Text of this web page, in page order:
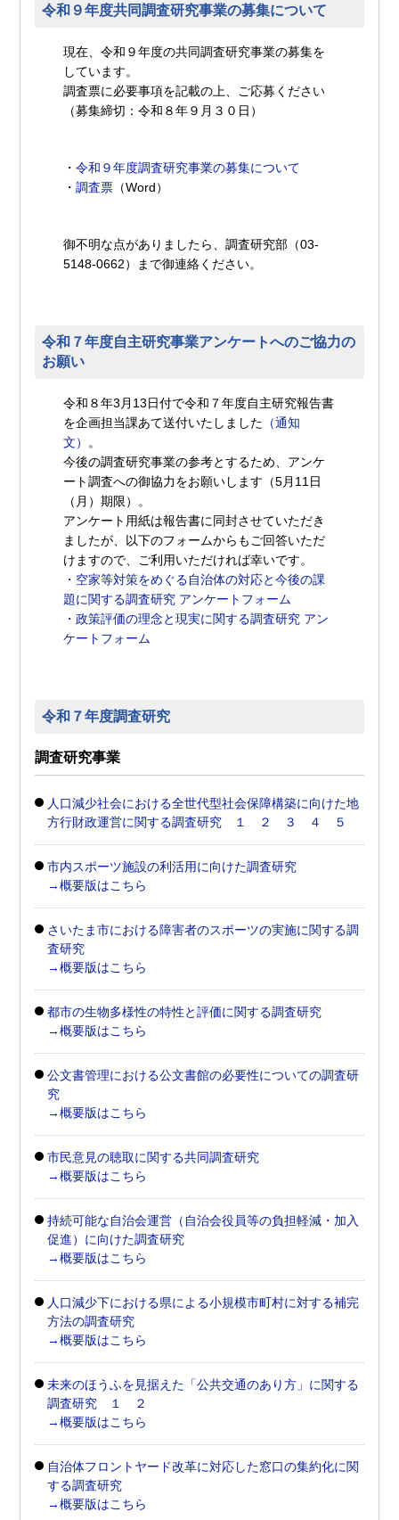
令和９年度共同調査研究事業の募集について
現在、令和９年度の共同調査研究事業の募集を
しています。
調査票に必要事項を記載の上、ご応募ください
（募集締切：令和８年９月３０日）
・令和９年度調査研究事業の募集について
・調査票 （Word）
御不明な点がありましたら、調査研究部（03-
5148-0662）まで御連絡ください。
令和７年度自主研究事業アンケートへのご協力の
お願い
令和８年3月13日付で令和７年度自主研究報告書
を企画担当課あて送付いたしました （通知
文）
。
今後の調査研究事業の参考とするため、アンケ
ート調査への御協力をお願いします（5月11日
（月）期限）。
アンケート用紙は報告書に同封させていただき
ましたが、以下のフォームからもご回答いただ
けますので、ご利用いただければ幸いです。
・空家等対策をめぐる自治体の対応と今後の課
題に関する調査研究 アンケートフォーム
・政策評価の理念と現実に関する調査研究 アン
ケートフォーム
令和７年度調査研究
調査研究事業
人口減少社会における全世代型社会保障構築に向けた地
方行財政運営に関する調査研究 １
２ ３ ４ ５
市内スポーツ施設の利活用に向けた調査研究
→概要版はこちら
さいたま市における障害者のスポーツの実施に関する調
査研究
→概要版はこちら
都市の生物多様性の特性と評価に関する調査研究
→概要版はこちら
公文書管理における公文書館の必要性についての調査研
究
→概要版はこちら
市民意見の聴取に関する共同調査研究
→概要版はこちら
持続可能な自治会運営（自治会役員等の負担軽減・加入
促進）に向けた調査研究
→概要版はこちら
人口減少下における県による小規模市町村に対する補完
方法の調査研究
→概要版はこちら
未来のほうふを見据えた「公共交通のあり方」に関する
調査研究 １
２
→概要版はこちら
自治体フロントヤード改革に対応した窓口の集約化に関
する調査研究
→概要版はこちら